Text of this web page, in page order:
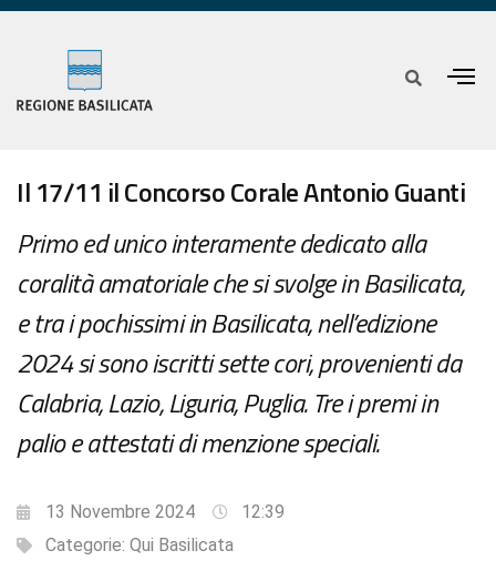
Il 17/11 il Concorso Corale Antonio Guanti
Primo ed unico interamente dedicato alla
coralità amatoriale che si svolge in Basilicata,
e tra i pochissimi in Basilicata, nell’edizione
2024 si sono iscritti sette cori, provenienti da
Calabria, Lazio, Liguria, Puglia. Tre i premi in
palio e attestati di menzione speciali.
13 Novembre 2024
12:39
Categorie: Qui Basilicata